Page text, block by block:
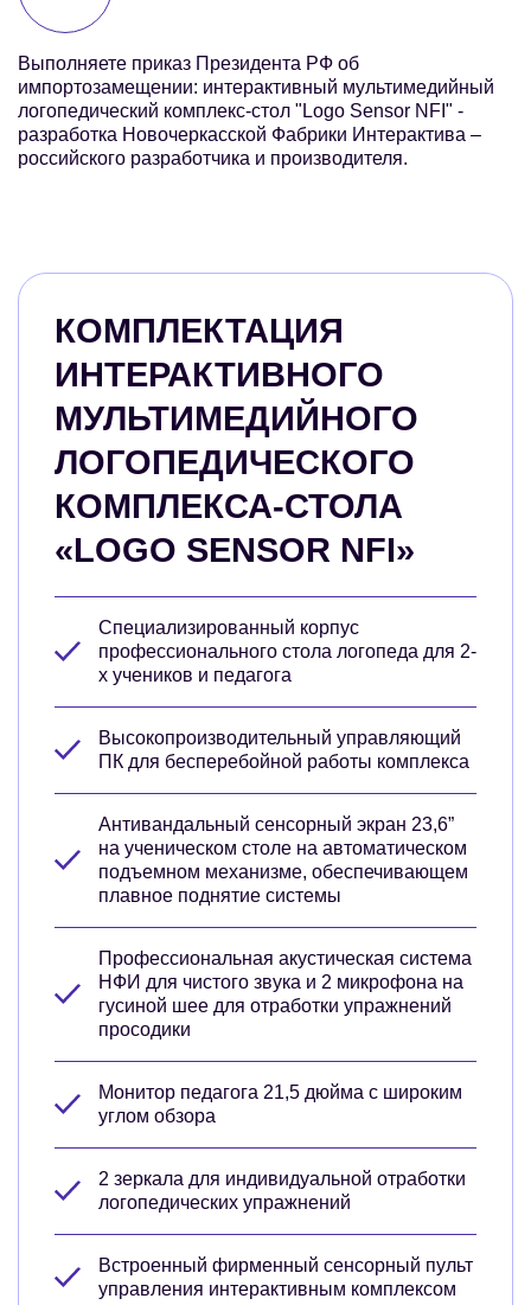
Выполняете приказ Президента РФ об
импортозамещении: интерактивный мультимедийный
логопедический комплекс-стол "Logo Sensor NFI" -
разработка Новочеркасской Фабрики Интерактива –
российского разработчика и производителя.
КОМПЛЕКТАЦИЯ
ИНТЕРАКТИВНОГО
МУЛЬТИМЕДИЙНОГО
ЛОГОПЕДИЧЕСКОГО
КОМПЛЕКСА-СТОЛА
«LOGO SENSOR NFI»
Специализированный корпус
профессионального стола логопеда для 2-
х учеников и педагога
Высокопроизводительный управляющий
ПК для бесперебойной работы комплекса
Антивандальный сенсорный экран 23,6”
на ученическом столе на автоматическом
подъемном механизме, обеспечивающем
плавное поднятие системы
Профессиональная акустическая система
НФИ для чистого звука и 2 микрофона на
гусиной шее для отработки упражнений
просодики
Монитор педагога 21,5 дюйма с широким
углом обзора
2 зеркала для индивидуальной отработки
логопедических упражнений
Встроенный фирменный сенсорный пульт
управления интерактивным комплексом